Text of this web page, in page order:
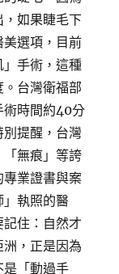
如果睫毛下
選項，目前
手術，這種
台灣衛福部
術時間約40分
提醒，台灣
無痕」等誇
業證書與案
」執照的醫
住：自然才
，正是因為
是「動過手